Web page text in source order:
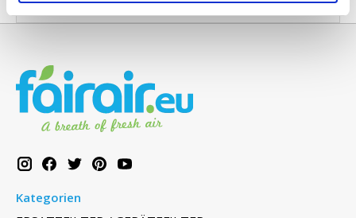
Kategorien